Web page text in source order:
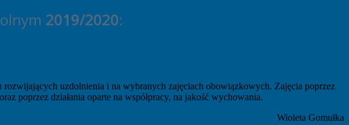
2019/2020:
uzdolnienia i na wybranych zajęciach obowiązkowych. Zajęcia poprzez
poprzez działania oparte na współpracy, na jakość wychowania.
Wioleta Gomułka